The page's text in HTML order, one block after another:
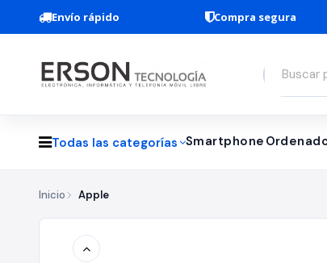
Envío rápido Compra segura
Todas las categorías Smartphone
Inicio Apple